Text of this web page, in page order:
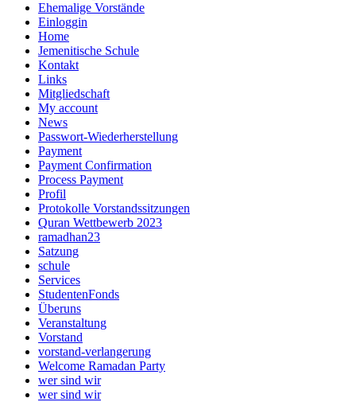
Ehemalige Vorstände
Einloggin
Home
Jemenitische Schule
Kontakt
Links
Mitgliedschaft
My account
News
Passwort-Wiederherstellung
Payment
Payment Confirmation
Process Payment
Profil
Protokolle Vorstandssitzungen
Quran Wettbewerb 2023
ramadhan23
Satzung
schule
Services
StudentenFonds
Überuns
Veranstaltung
Vorstand
vorstand-verlangerung
Welcome Ramadan Party
wer sind wir
wer sind wir